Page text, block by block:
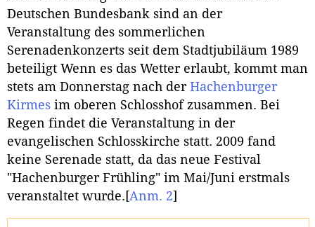
Deutschen Bundesbank sind an der
Veranstaltung des sommerlichen
Serenadenkonzerts seit dem Stadtjubiläum 1989
beteiligt Wenn es das Wetter erlaubt, kommt man
stets am Donnerstag nach der Hachenburger
Kirmes im oberen Schlosshof zusammen. Bei
Regen findet die Veranstaltung in der
evangelischen Schlosskirche statt. 2009 fand
keine Serenade statt, da das neue Festival
"Hachenburger Frühling" im Mai/Juni erstmals
veranstaltet wurde. [Anm. 2]